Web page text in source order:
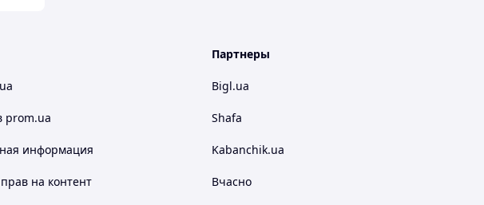
prom.ua
информация
на контент
Партнеры
Bigl.ua
Shafa
Kabanchik.ua
Вчасно